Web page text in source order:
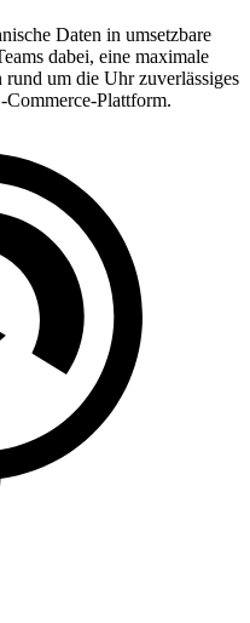
Daten in umsetzbare
dabei, eine maximale
um die Uhr zuverlässiges
Plattform.